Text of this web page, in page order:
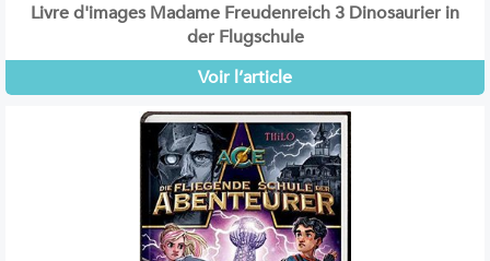
Livre d'images Madame Freudenreich 3 Dinosaurier in
der Flugschule
Voir l’article